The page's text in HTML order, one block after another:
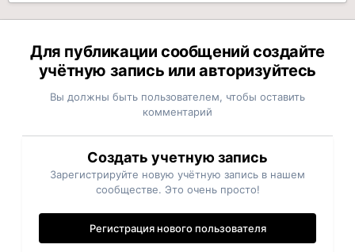
Для публикации сообщений создайте
учётную запись или авторизуйтесь
Вы должны быть пользователем, чтобы оставить
комментарий
Создать учетную запись
Зарегистрируйте новую учётную запись в нашем
сообществе. Это очень просто!
Регистрация нового пользователя